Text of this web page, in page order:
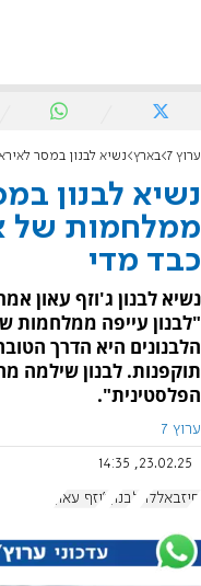
ערוץ 7 בארץ נשיא לבנון במסר לאיראן:
נשיא לבנון
ממלחמות של
כבד מדי
נשיא לבנון ג'וזף עאון
"לבנון עייפה ממלחמות
הלבנונים היא הדרך
תוקפנות. לבנון שילמה
הפלסטינית".
ערוץ 7
23.02.25, 14:35
חיזבאללה לבנון ג'וזף עאון